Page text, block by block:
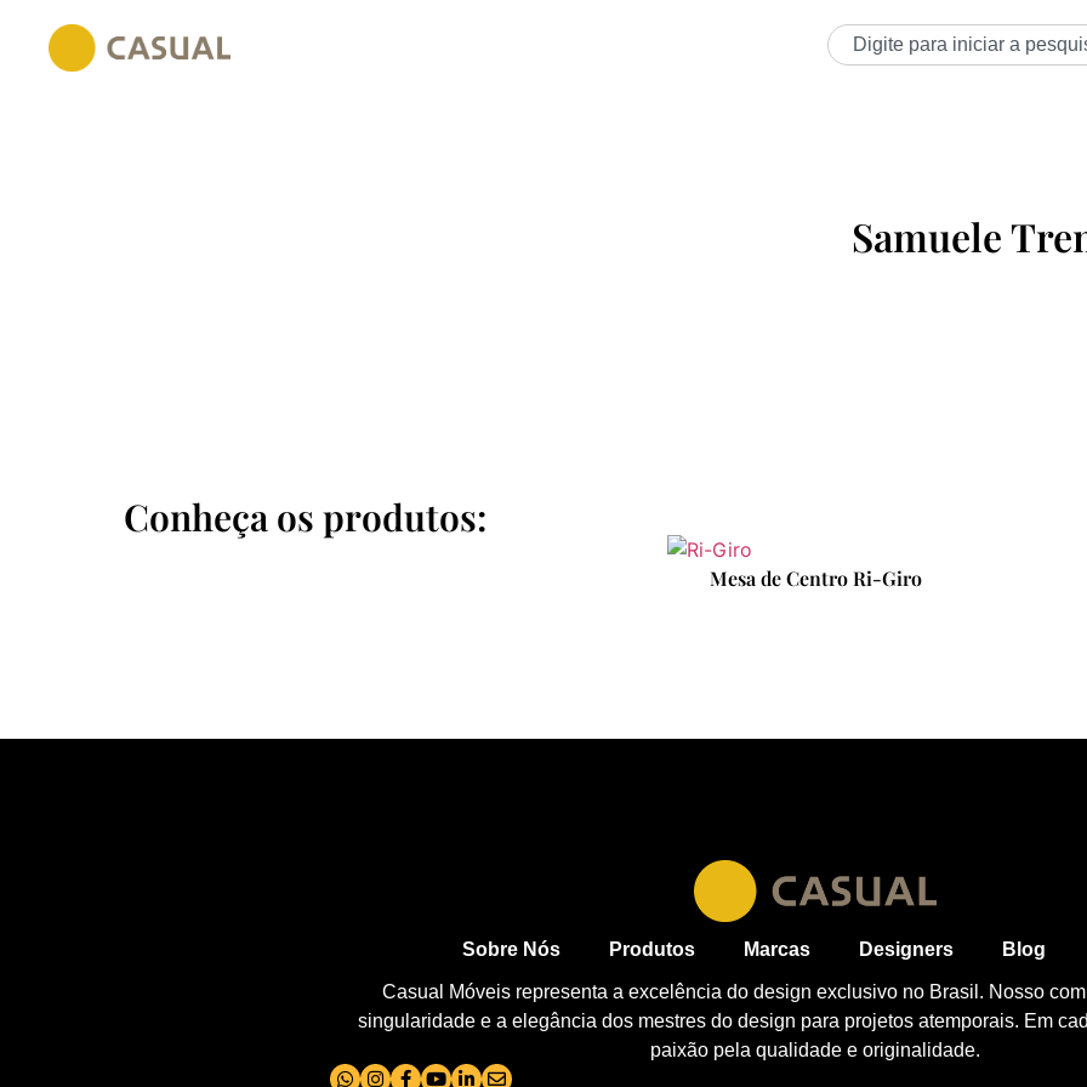
Samuele
Conheça os produtos:
Mesa de Centro Ri-Giro
Sobre Nós Produtos Marcas Designers Blog
Casual Móveis representa a excelência do design exclusivo no Brasil. Nosso
singularidade e a elegância dos mestres do design para projetos atemporais. Em
paixão pela qualidade e originalidade.